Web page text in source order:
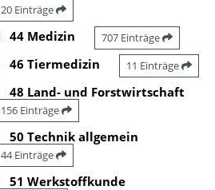
20 Einträge
44 Medizin 707 Einträge
46 Tiermedizin 11 Einträge
48 Land- und Forstwirtschaft
156 Einträge
50 Technik allgemein
44 Einträge
51 Werkstoffkunde